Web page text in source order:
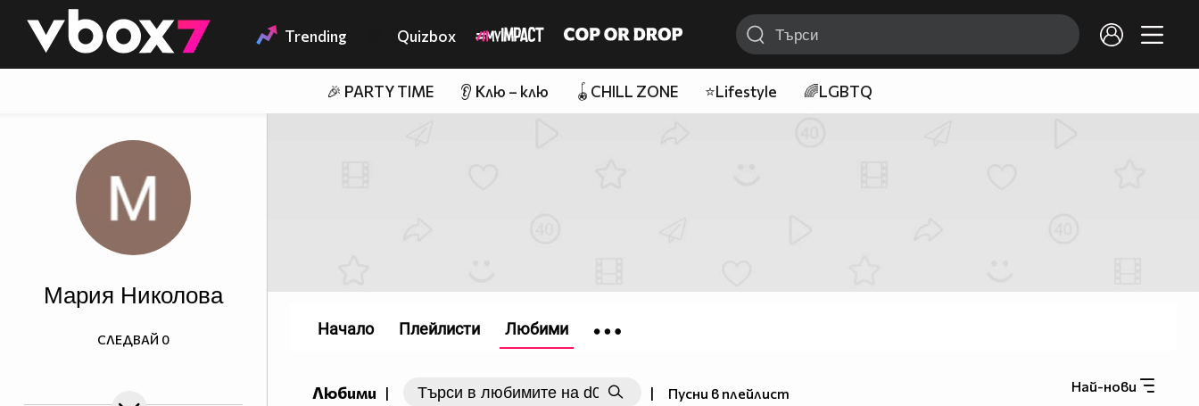
👾 Trending Quizbox
🎉 PARTY TIME 👂 Клю – клю 🪀CHILL ZONE ⭐Lifestyle 🌈LGBTQ
Мария Николова
СЛЕДВАЙ 0
Любими | | Пусни в плейлист Най-нови
Начало Плейлисти Любими